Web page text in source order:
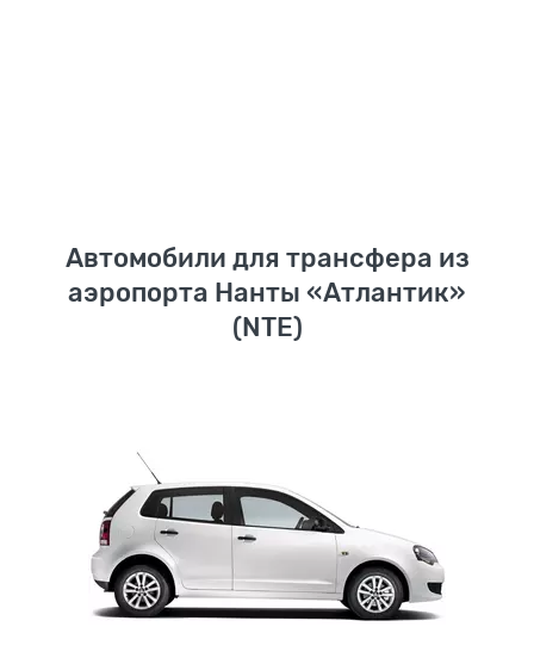
Автомобили для трансфера из
аэропорта Нанты «Атлантик»
(NTE)